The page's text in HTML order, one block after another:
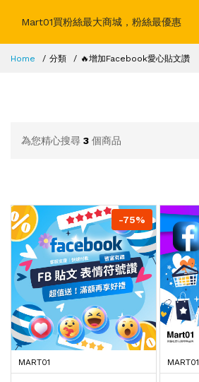
Mart01買粉絲最大商城，粉絲最優惠
Home 分類 🔥增加Facebook愛心貼文讚
為您精心搜尋 3 個商品
-75%
MART01 MART01